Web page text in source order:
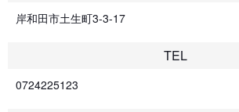
岸和田市土生町3-3-17
TEL
0724225123